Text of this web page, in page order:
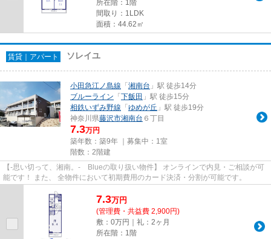
所在階：1階
間取り：1LDK
面積：44.62㎡
賃貸｜アパート ソレイユ
小田急江ノ島線 「 湘南台 」駅 徒歩14分
ブルーライン 「 下飯田 」駅 徒歩15分
相鉄いずみ野線 「 ゆめが丘 」駅 徒歩19分
神奈川県藤沢市湘南台 ６丁目
7.3万円
築年数：築9年 ｜募集中： 1室
階数：2階建
【-思い切って、湘南。- Blueの取り扱い物件】 オンラインで内見・ご相談が可
能です！ また、 全物件において初期費用のカード決済・分割が可能です。
7.3万円
(管理費・共益費 2,900円)
敷：0万円｜礼：2ヶ月
所在階：1階